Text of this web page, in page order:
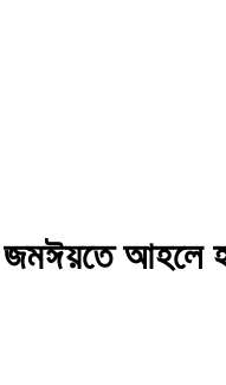
জমঈয়তে